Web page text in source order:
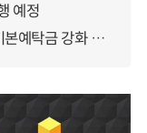
예정
단일종목 레버리지 상품(ETF·ETN) 기본예탁금 강화 조기시행 방안 안내